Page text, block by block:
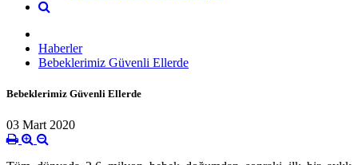
Haberler
Bebeklerimiz Güvenli Ellerde
Bebeklerimiz Güvenli Ellerde
03 Mart 2020